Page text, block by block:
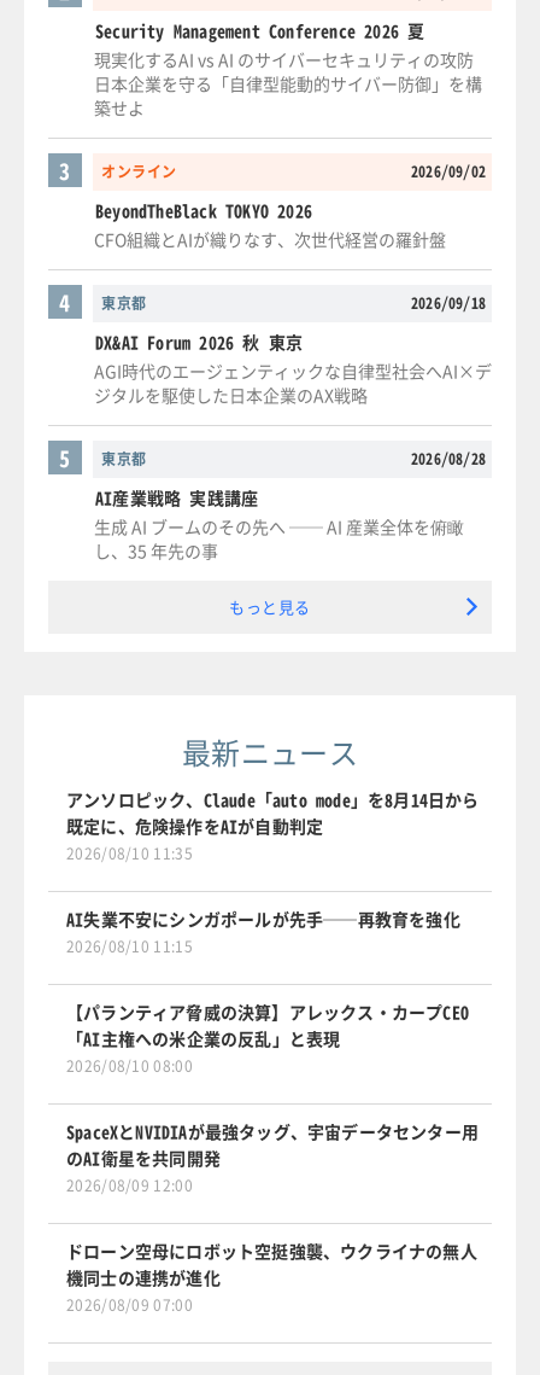
Security Management Conference 2026 夏
現実化するAI vs AI のサイバーセキュリティの攻防
日本企業を守る「自律型能動的サイバー防御」を構
築せよ
オンライン 2026/09/02
3
BeyondTheBlack TOKYO 2026
CFO組織とAIが織りなす、次世代経営の羅針盤
東京都 2026/09/18
4
DX&AI Forum 2026 秋 東京
AGI時代のエージェンティックな自律型社会へAI×デ
ジタルを駆使した日本企業のAX戦略
東京都 2026/08/28
5
AI産業戦略 実践講座
生成 AI ブームのその先へ ── AI 産業全体を俯瞰
し、35 年先の事
もっと見る
最新ニュース
アンソロピック、Claude「auto mode」を8月14日から
既定に、危険操作をAIが自動判定
2026/08/10 11:35
AI失業不安にシンガポールが先手──再教育を強化
2026/08/10 11:15
【パランティア脅威の決算】アレックス・カープCEO
「AI主権への米企業の反乱」と表現
2026/08/10 08:00
SpaceXとNVIDIAが最強タッグ、宇宙データセンター用
のAI衛星を共同開発
2026/08/09 12:00
ドローン空母にロボット空挺強襲、ウクライナの無人
機同士の連携が進化
2026/08/09 07:00